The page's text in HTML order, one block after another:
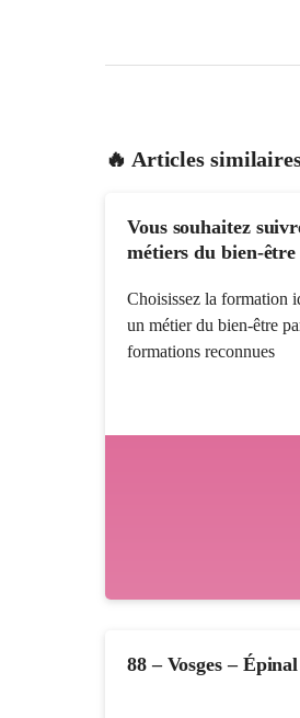
🔥 Articles
Vous souhaitez
métiers du bien-être
Choisissez la formation
un métier du bien-être
formations reconnues
88 – Vosges – Épinal